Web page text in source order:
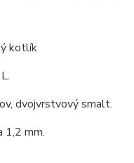
kotlík
dvojvrstvový smalt.
1,2 mm.